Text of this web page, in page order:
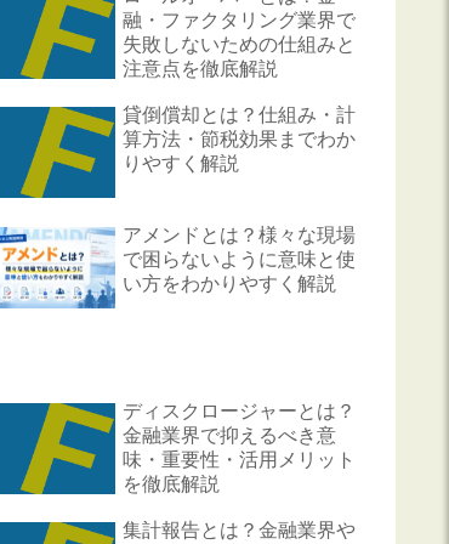
融・ファクタリング業界で
失敗しないための仕組みと
注意点を徹底解説
貸倒償却とは？仕組み・計
算方法・節税効果までわか
りやすく解説
アメンドとは？様々な現場
で困らないように意味と使
い方をわかりやすく解説
ディスクロージャーとは？
金融業界で抑えるべき意
味・重要性・活用メリット
を徹底解説
集計報告とは？金融業界や